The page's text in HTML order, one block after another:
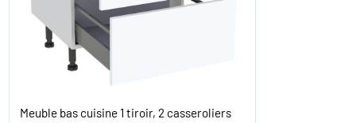
Meuble bas cuisine 1 tiroir, 2 casseroliers